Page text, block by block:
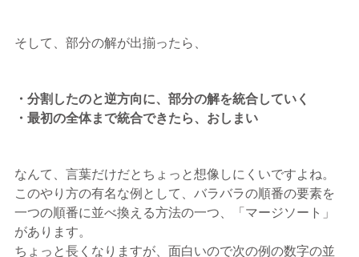
そして、部分の解が出揃ったら、
・分割したのと逆方向に、部分の解を統合していく
・最初の全体まで統合できたら、おしまい
なんて、言葉だけだとちょっと想像しにくいですよね。
このやり方の有名な例として、バラバラの順番の要素を
一つの順番に並べ換える方法の一つ、「マージソート」
があります。
ちょっと長くなりますが、面白いので次の例の数字の並